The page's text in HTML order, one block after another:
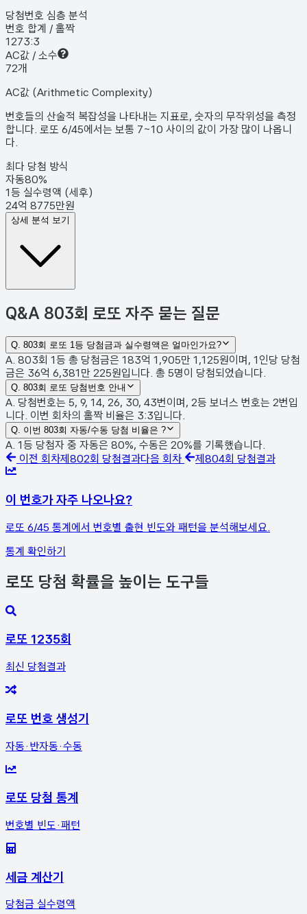
당첨번호 심층 분석
번호 합계 / 홀짝
1273:3
AC값 / 소수
72개
AC값 (Arithmetic Complexity)
번호들의 산술적 복잡성을 나타내는 지표로, 숫자의 무작위성을 측정
합니다. 로또 6/45에서는 보통 7~10 사이의 값이 가장 많이 나옵니
다.
최다 당첨 방식
자동80%
1등 실수령액 (세후)
24억 8775만원
상세 분석 보기
Q&A 803회 로또 자주 묻는 질문
Q. 803회 로또 1등 당첨금과 실수령액은 얼마인가요?
A. 803회 1등 총 당첨금은 183억 1,905만 1,125원이며, 1인당 당첨
금은 36억 6,381만 225원입니다. 총 5명이 당첨되었습니다.
Q. 803회 로또 당첨번호 안내
A. 당첨번호는 5, 9, 14, 26, 30, 43번이며, 2등 보너스 번호는 2번입
니다. 이번 회차의 홀짝 비율은 3:3입니다.
Q. 이번 803회 자동/수동 당첨 비율은 ?
A. 1등 당첨자 중 자동은 80%, 수동은 20%를 기록했습니다.
이전 회차제 802회 당첨결과다음 회차 제 804회 당첨결과
이 번호가 자주 나오나요?
로또 6/45 통계에서 번호별 출현 빈도와 패턴을 분석해보세요.
통계 확인하기
로또 당첨 확률을 높이는 도구들
로또 1235회
최신 당첨결과
로또 번호 생성기
자동·반자동·수동
로또 당첨 통계
번호별 빈도·패턴
세금 계산기
당첨금 실수령액